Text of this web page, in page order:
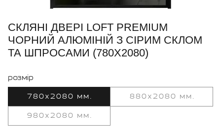
СКЛЯНІ ДВЕРІ LOFT PREMIUM
ЧОРНИЙ АЛЮМІНІЙ З СІРИМ СКЛОМ
ТА ШПРОСАМИ (780X2080)
розмір
780x2080 мм. 880x2080 мм.
980x2080 мм.